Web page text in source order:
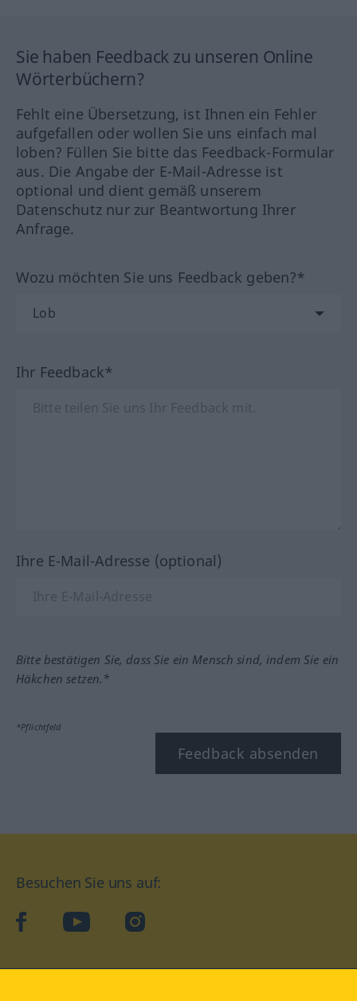
Sie haben Feedback zu unseren Online
Wörterbüchern?
Fehlt eine Übersetzung, ist Ihnen ein Fehler
aufgefallen oder wollen Sie uns einfach mal
loben? Füllen Sie bitte das Feedback-Formular
aus. Die Angabe der E-Mail-Adresse ist
optional und dient gemäß unserem
Datenschutz nur zur Beantwortung Ihrer
Anfrage.
Wozu möchten Sie uns Feedback geben?*
Ihr Feedback*
Ihre E-Mail-Adresse (optional)
Bitte bestätigen Sie, dass Sie ein Mensch sind, indem Sie ein
Häkchen setzen.*
*Pflichtfeld
Feedback absenden
Besuchen Sie uns auf:
facebookYouTube Instagram